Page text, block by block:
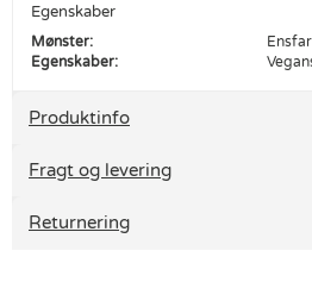
Egenskaber
Mønster:
Egenskaber:
Produktinfo
Fragt og levering
Returnering